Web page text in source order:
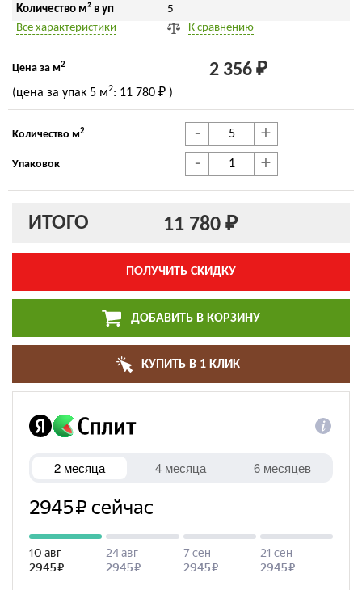
Количество м² в уп
5
Все характеристики
К сравнению
Цена за м2 2 356 ₽
(цена за упак 5 м2: 11 780 ₽ )
Количество м2 - +
Упаковок - +
ИТОГО 11 780 ₽
ПОЛУЧИТЬ СКИДКУ
ДОБАВИТЬ В КОРЗИНУ
КУПИТЬ В 1 КЛИК